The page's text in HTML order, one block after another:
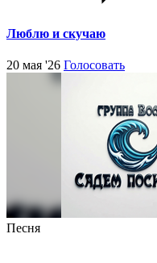
Люблю и скучаю
20 мая '26 Голосовать
Песня